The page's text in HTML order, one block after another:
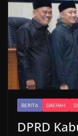
BERITA DAERAH
DPRD